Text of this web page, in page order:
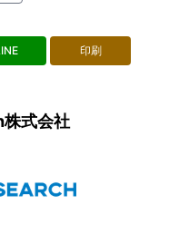
印刷
式会社